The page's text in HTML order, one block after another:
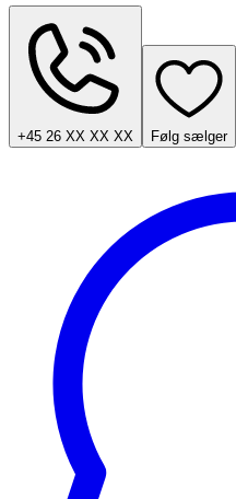
+45 26 XX XX XX Følg sælger